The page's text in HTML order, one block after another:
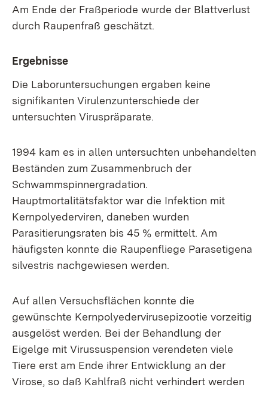
Am Ende der Fraßperiode wurde der Blattverlust
durch Raupenfraß geschätzt.
Ergebnisse
Die Laboruntersuchungen ergaben keine
signifikanten Virulenzunterschiede der
untersuchten Viruspräparate.
1994 kam es in allen untersuchten unbehandelten
Beständen zum Zusammenbruch der
Schwammspinnergradation.
Hauptmortalitätsfaktor war die Infektion mit
Kernpolyederviren, daneben wurden
Parasitierungsraten bis 45 % ermittelt. Am
häufigsten konnte die Raupenfliege Parasetigena
silvestris nachgewiesen werden.
Auf allen Versuchsflächen konnte die
gewünschte Kernpolyedervirusepizootie vorzeitig
ausgelöst werden. Bei der Behandlung der
Eigelge mit Virussuspension verendeten viele
Tiere erst am Ende ihrer Entwicklung an der
Virose, so daß Kahlfraß nicht verhindert werden